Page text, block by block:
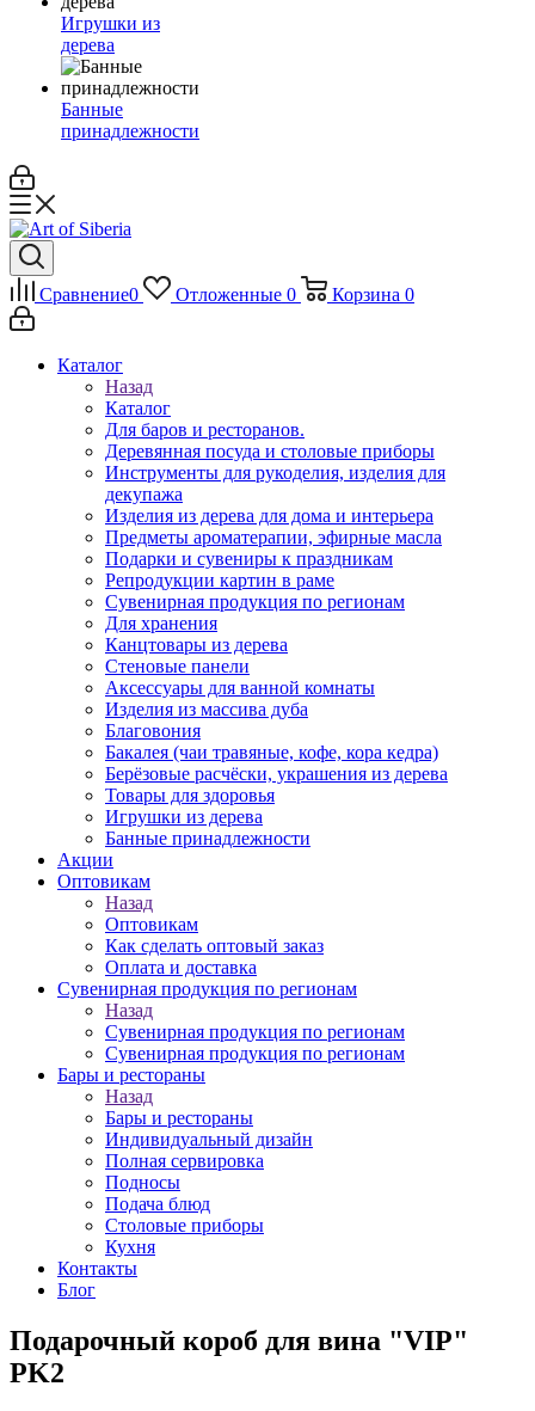
Игрушки из
дерева
Банные
принадлежности
Сравнение0 Отложенные 0 Корзина 0
Каталог
Назад
Каталог
Для баров и ресторанов.
Деревянная посуда и столовые приборы
Инструменты для рукоделия, изделия для
декупажа
Изделия из дерева для дома и интерьера
Предметы ароматерапии, эфирные масла
Подарки и сувениры к праздникам
Репродукции картин в раме
Сувенирная продукция по регионам
Для хранения
Канцтовары из дерева
Стеновые панели
Аксессуары для ванной комнаты
Изделия из массива дуба
Благовония
Бакалея (чаи травяные, кофе, кора кедра)
Берёзовые расчёски, украшения из дерева
Товары для здоровья
Игрушки из дерева
Банные принадлежности
Акции
Оптовикам
Назад
Оптовикам
Как сделать оптовый заказ
Оплата и доставка
Сувенирная продукция по регионам
Назад
Сувенирная продукция по регионам
Сувенирная продукция по регионам
Бары и рестораны
Назад
Бары и рестораны
Индивидуальный дизайн
Полная сервировка
Подносы
Подача блюд
Столовые приборы
Кухня
Контакты
Блог
Подарочный короб для вина "VIP"
PK2